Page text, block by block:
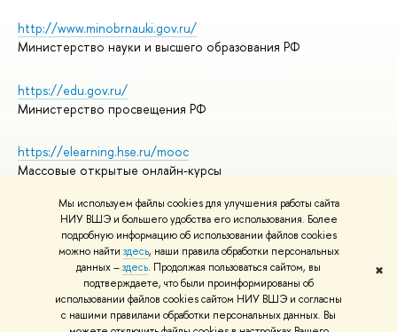
Мы используем файлы cookies для улучшения работы сайта
НИУ ВШЭ и большего удобства его использования. Более
подробную информацию об использовании файлов cookies
можно найти здесь, наши правила обработки персональных
данных –здесь. Продолжая пользоваться сайтом, вы
подтверждаете, что были проинформированы об
использовании файлов cookies сайтом НИУ ВШЭ и согласны
с нашими правилами обработки персональных данных. Вы
✖
http://www.minobrnauki.gov.ru/
Министерство науки и высшего образования РФ
https://edu.gov.ru/
Министерство просвещения РФ
https://elearning.hse.ru/mooc
Массовые открытые онлайн-курсы
© НИУ ВШЭ 1993–2026
Адреса и контакты
Условия использования материалов
Политика конфиденциальности
Правила применения рекомендательных технологий в НИУ ВШЭ